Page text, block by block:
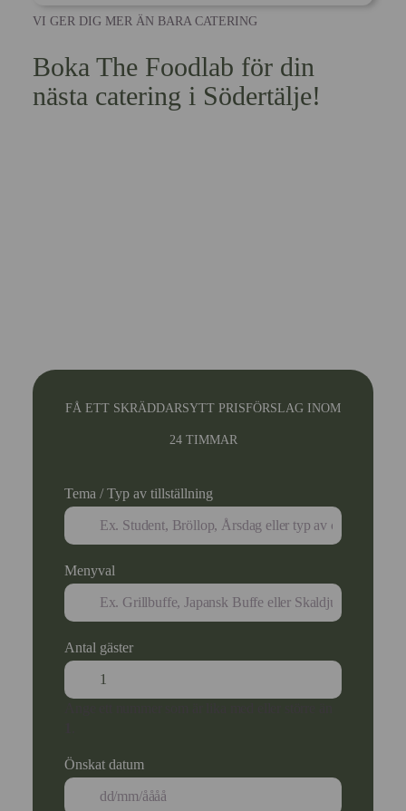
VI GER DIG MER ÄN BARA CATERING
Boka The Foodlab för din
nästa catering i Södertälje!
FÅ ETT SKRÄDDARSYTT PRISFÖRSLAG INOM
24 TIMMAR
Tema / Typ av tillställning
Menyval
Antal gäster
Önskat datum